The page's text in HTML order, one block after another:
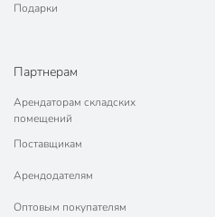
Подарки
Партнерам
Арендаторам складских
помещений
Поставщикам
Арендодателям
Оптовым покупателям